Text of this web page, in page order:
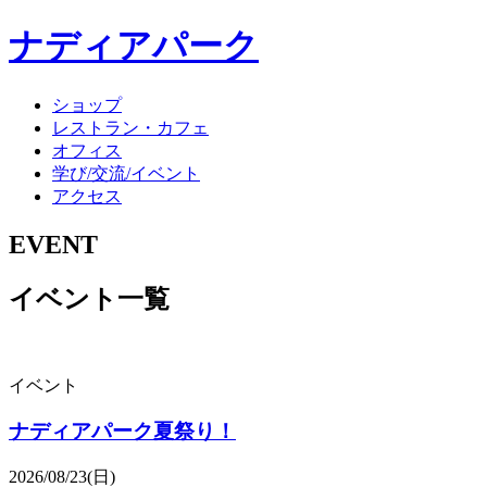
ナディアパーク
ショップ
レストラン・カフェ
オフィス
学び/交流/イベント
アクセス
EVENT
イベント一覧
イベント
ナディアパーク夏祭り！
2026/08/23(日)